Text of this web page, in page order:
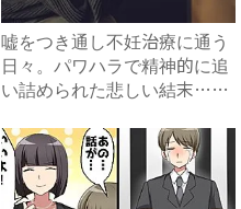
嘘をつき通し不妊治療に通う
日々。パワハラで精神的に追
い詰められた悲しい結末…